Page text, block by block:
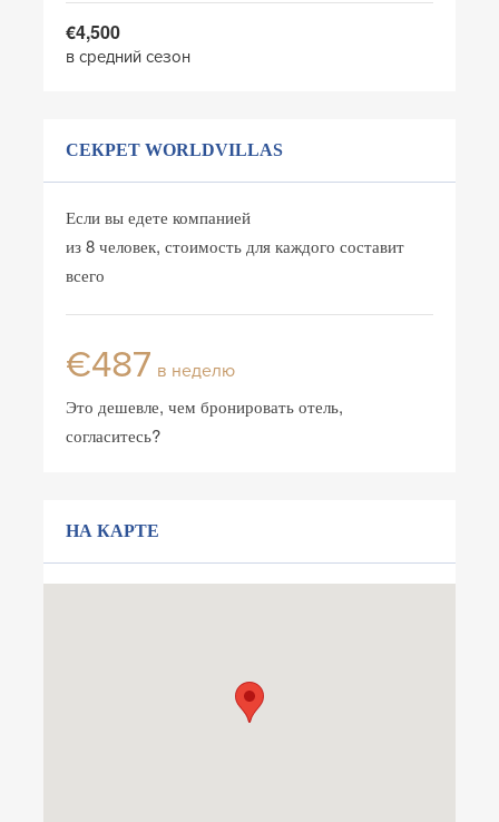
€4,500
в средний сезон
СЕКРЕТ WORLDVILLAS
Если вы едете компанией
из 8 человек, стоимость для каждого составит
всего
€487 в неделю
Это дешевле, чем бронировать отель,
согласитесь?
НА КАРТЕ